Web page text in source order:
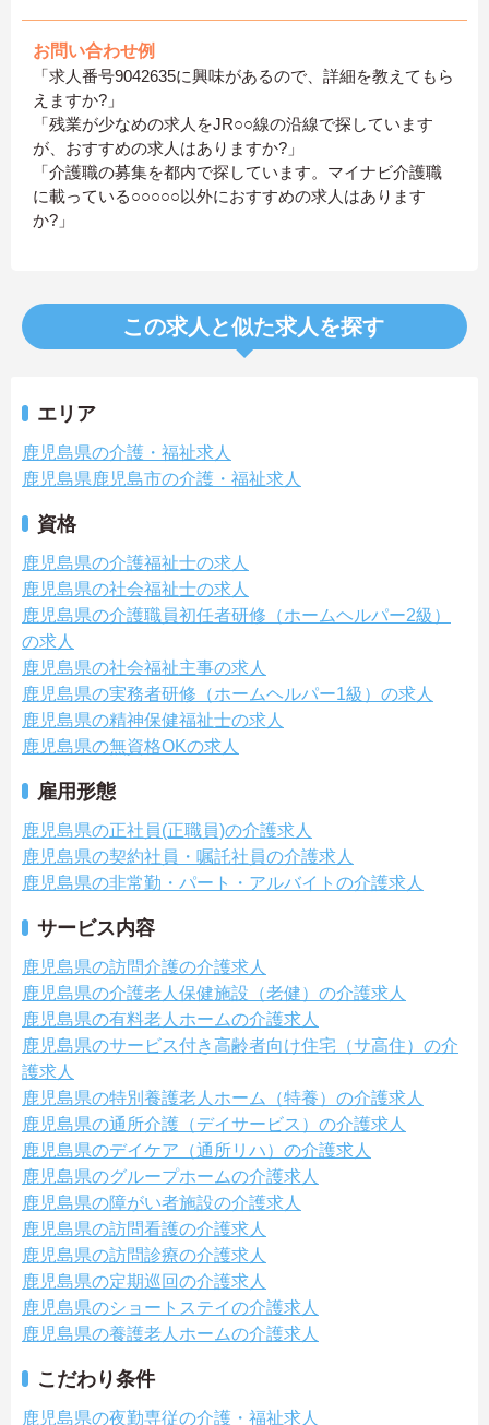
お問い合わせ例
「求人番号9042635に興味があるので、詳細を教えてもら
えますか?」
「残業が少なめの求人をJR○○線の沿線で探しています
が、おすすめの求人はありますか?」
「介護職の募集を都内で探しています。マイナビ介護職
に載っている○○○○○以外におすすめの求人はあります
か?」
この求人と似た求人を探す
エリア
鹿児島県の介護・福祉求人
鹿児島県鹿児島市の介護・福祉求人
資格
鹿児島県の介護福祉士の求人
鹿児島県の社会福祉士の求人
鹿児島県の介護職員初任者研修（ホームヘルパー2級）
の求人
鹿児島県の社会福祉主事の求人
鹿児島県の実務者研修（ホームヘルパー1級）の求人
鹿児島県の精神保健福祉士の求人
鹿児島県の無資格OKの求人
雇用形態
鹿児島県の正社員(正職員)の介護求人
鹿児島県の契約社員・嘱託社員の介護求人
鹿児島県の非常勤・パート・アルバイトの介護求人
サービス内容
鹿児島県の訪問介護の介護求人
鹿児島県の介護老人保健施設（老健）の介護求人
鹿児島県の有料老人ホームの介護求人
鹿児島県のサービス付き高齢者向け住宅（サ高住）の介
護求人
鹿児島県の特別養護老人ホーム（特養）の介護求人
鹿児島県の通所介護（デイサービス）の介護求人
鹿児島県のデイケア（通所リハ）の介護求人
鹿児島県のグループホームの介護求人
鹿児島県の障がい者施設の介護求人
鹿児島県の訪問看護の介護求人
鹿児島県の訪問診療の介護求人
鹿児島県の定期巡回の介護求人
鹿児島県のショートステイの介護求人
鹿児島県の養護老人ホームの介護求人
こだわり条件
鹿児島県の夜勤専従の介護・福祉求人